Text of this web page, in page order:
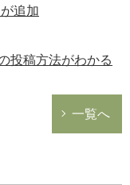
追加
投稿方法がわかる
一覧へ